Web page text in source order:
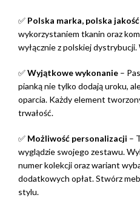
✅ Polska marka, polska jakość
wykorzystaniem tkanin oraz
wyłącznie z polskiej
✅Wyjątkowe wykonanie –
pianką nie tylko dodają uroku,
oparcia. Każdy element
trwałość.
✅ Możliwość personalizacji –
wyglądzie swojego zestawu.
numer kolekcji oraz wariant
dodatkowych opłat. Stwórz
stylu.